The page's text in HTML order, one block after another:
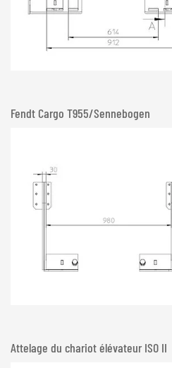
Fendt Cargo T955/Sennebogen
Attelage du chariot élévateur ISO II